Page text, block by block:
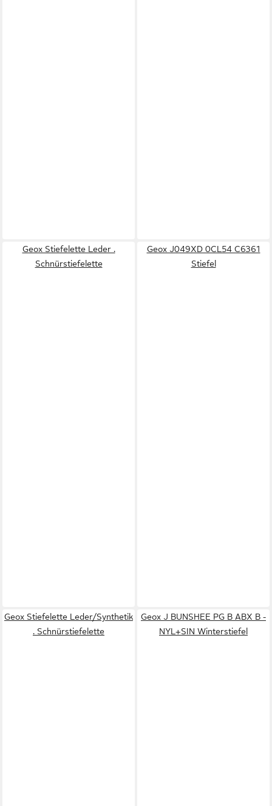
Geox Stiefelette Leder .
Schnürstiefelette
Geox J049XD 0CL54 C6361
Stiefel
Geox Stiefelette Leder/Synthetik
. Schnürstiefelette
Geox J BUNSHEE PG B ABX B -
NYL+SIN Winterstiefel